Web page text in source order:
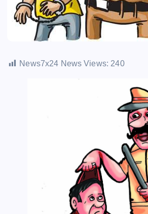
News7x24 News Views: 240